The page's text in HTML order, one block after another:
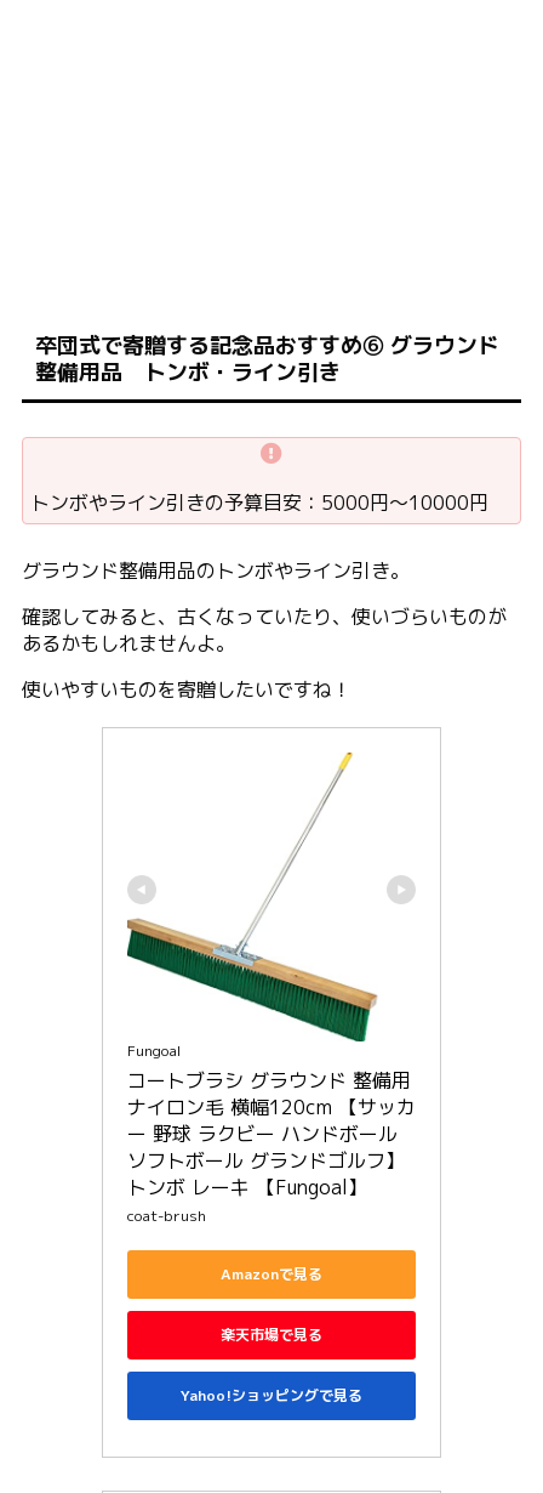
卒団式で寄贈する記念品おすすめ⑥ グラウンド
整備用品 トンボ・ライン引き
トンボやライン引きの予算目安：5000円〜10000円
グラウンド整備用品のトンボやライン引き。
確認してみると、古くなっていたり、使いづらいものが
あるかもしれませんよ。
使いやすいものを寄贈したいですね！
Fungoal
コートブラシ グラウンド 整備用
ナイロン毛 横幅120cm 【サッカ
ー 野球 ラクビー ハンドボール
ソフトボール グランドゴルフ】
トンボ レーキ 【Fungoal】
coat-brush
Amazonで見る
楽天市場で見る
Yahoo!ショッピングで見る